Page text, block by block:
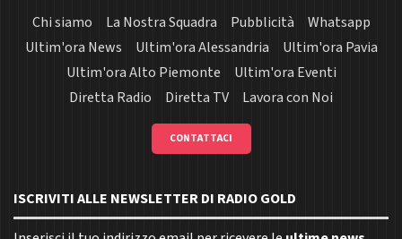
Chi siamo La Nostra Squadra Pubblicità
Whatsapp
Ultim'ora News
Ultim'ora Alessandria
Ultim'ora Pavia
Ultim'ora Alto Piemonte
Ultim'ora Eventi
Diretta Radio
Diretta TV Lavora con Noi
CONTATTACI
ISCRIVITI ALLE NEWSLETTER DI RADIO GOLD